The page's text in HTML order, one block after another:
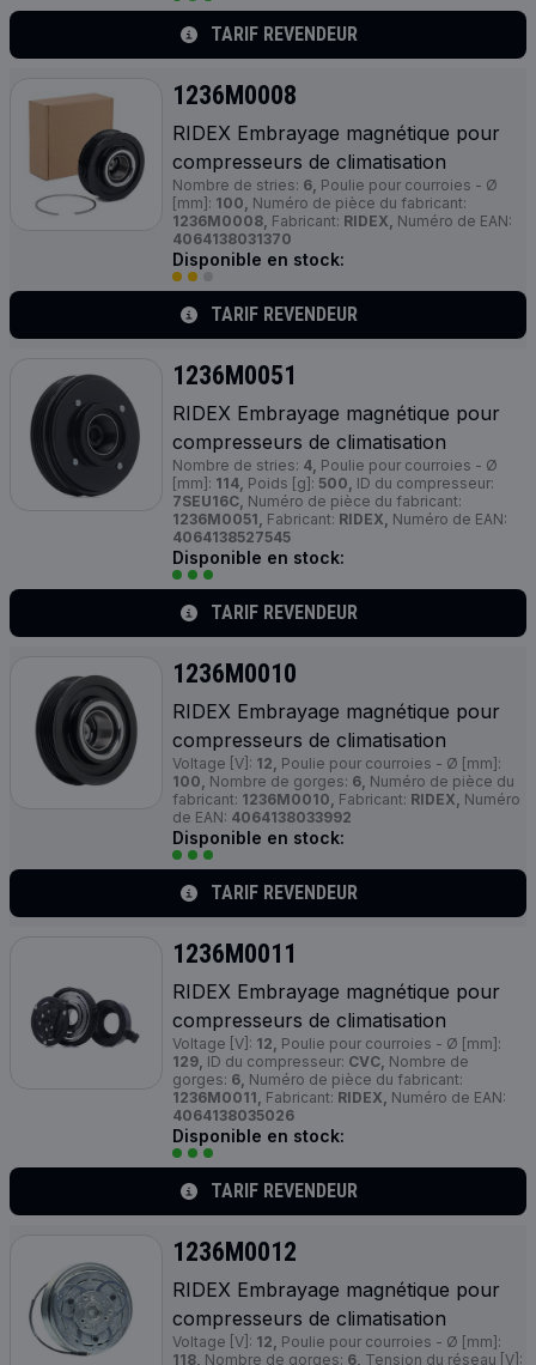
TARIF REVENDEUR
1236M0008
RIDEX Embrayage magnétique pour
compresseurs de climatisation
Nombre de stries: 6, Poulie pour courroies - Ø
[mm]: 100, Numéro de pièce du fabricant:
1236M0008, Fabricant: RIDEX, Numéro de EAN:
4064138031370
Disponible en stock:
TARIF REVENDEUR
1236M0051
RIDEX Embrayage magnétique pour
compresseurs de climatisation
Nombre de stries: 4, Poulie pour courroies - Ø
[mm]: 114, Poids [g]: 500, ID du compresseur:
7SEU16C, Numéro de pièce du fabricant:
1236M0051, Fabricant: RIDEX, Numéro de EAN:
4064138527545
Disponible en stock:
TARIF REVENDEUR
1236M0010
RIDEX Embrayage magnétique pour
compresseurs de climatisation
Voltage [V]: 12, Poulie pour courroies - Ø [mm]:
100, Nombre de gorges: 6, Numéro de pièce du
fabricant: 1236M0010, Fabricant: RIDEX, Numéro
de EAN: 4064138033992
Disponible en stock:
TARIF REVENDEUR
1236M0011
RIDEX Embrayage magnétique pour
compresseurs de climatisation
Voltage [V]: 12, Poulie pour courroies - Ø [mm]:
129, ID du compresseur: CVC, Nombre de
gorges: 6, Numéro de pièce du fabricant:
1236M0011, Fabricant: RIDEX, Numéro de EAN:
4064138035026
Disponible en stock:
TARIF REVENDEUR
1236M0012
RIDEX Embrayage magnétique pour
compresseurs de climatisation
Voltage [V]: 12, Poulie pour courroies - Ø [mm]:
118, Nombre de gorges: 6, Tension du réseau [V]: